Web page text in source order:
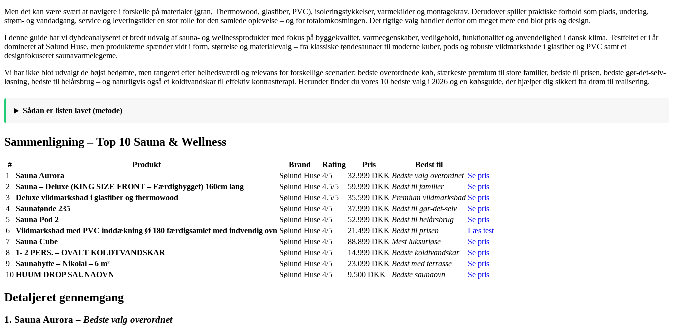
Men det kan være svært at navigere i forskelle på materialer (gran, Thermowood, glasfiber, PVC), isoleringstykkelser, varmekilder og montagekrav. Derudover spiller praktiske forhold som plads, underlag,
strøm- og vandadgang, service og leveringstider en stor rolle for den samlede oplevelse – og for totalomkostningen. Det rigtige valg handler derfor om meget mere end blot pris og design.
I denne guide har vi dybdeanalyseret et bredt udvalg af sauna- og wellnessprodukter med fokus på byggekvalitet, varmeegenskaber, vedligehold, funktionalitet og anvendelighed i dansk klima. Testfeltet er i år
domineret af Sølund Huse, men produkterne spænder vidt i form, størrelse og materialevalg – fra klassiske tøndesaunaer til moderne kuber, pods og robuste vildmarksbade i glasfiber og PVC samt et
designfokuseret saunavarmelegeme.
Vi har ikke blot udvalgt de højst bedømte, men rangeret efter helhedsværdi og relevans for forskellige scenarier: bedste overordnede køb, stærkeste premium til store familier, bedste til prisen, bedste gør-det-selv-
løsning, bedste til helårsbrug – og naturligvis også et koldtvandskar til effektiv kontrastterapi. Herunder finder du vores 10 bedste valg i 2026 og en købsguide, der hjælper dig sikkert fra drøm til realisering.
Sådan er listen lavet (metode)
Sammenligning – Top 10 Sauna & Wellness
# Produkt Brand Rating Pris
Bedst til
1
Sauna Aurora Sølund Huse 4/5 32.999 DKK Bedste valg overordnet Se pris
2
Sauna – Deluxe (KING SIZE FRONT – Færdigbygget) 160cm lang Sølund Huse 4.5/5 59.999 DKK Bedst til familier
Se pris
3
Deluxe vildmarksbad i glasfiber og thermowood Sølund Huse 4.5/5 35.599 DKK Premium vildmarksbad Se pris
4
Saunatønde 235 Sølund Huse 4/5 37.999 DKK Bedst til gør-det-selv
Se pris
5
Sauna Pod 2 Sølund Huse 4/5 52.999 DKK Bedst til helårsbrug
Se pris
6
Vildmarksbad med PVC inddækning Ø 180 færdigsamlet med indvendig ovn Sølund Huse 4/5 21.499 DKK Bedst til prisen
Læs test
7
Sauna Cube Sølund Huse 4/5 88.899 DKK Mest luksuriøse
Se pris
8
1- 2 PERS. – OVALT KOLDTVANDSKAR Sølund Huse 4/5 14.999 DKK Bedste koldtvandskar
Se pris
9
Saunahytte – Nikolai – 6 m² Sølund Huse 4/5 23.099 DKK Bedst med terrasse
Se pris
10 HUUM DROP SAUNAOVN Sølund Huse 4/5 9.500 DKK Bedste saunaovn Se pris
Detaljeret gennemgang
1. Sauna Aurora – Bedste valg overordnet